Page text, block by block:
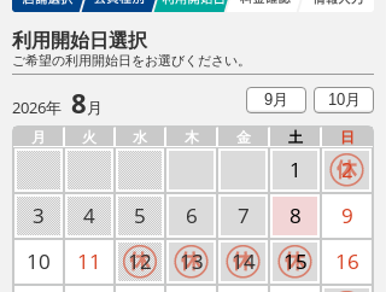
利用開始日選択
ご希望の利用開始日をお選びください。
2026年 8月 9月 10月
月 火 水 木 金 土 日
1
2
3
4 5 6 7 8
9
10
11 12 13 14 15
16